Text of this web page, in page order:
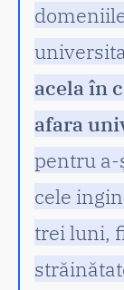
acela în
afara
pentru
cele
trei luni,